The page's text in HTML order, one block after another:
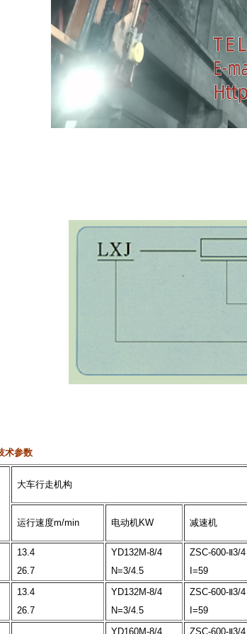
术参数
大车行走机构
运行速度m/min 电动机KW 减速机
13.4
26.7
YD132M-8/4
N=3/4.5
ZSC-600-Ⅱ3/4
I=59
13.4
26.7
YD132M-8/4
N=3/4.5
ZSC-600-Ⅱ3/4
I=59
YD160M-8/4 ZSC-600-Ⅱ3/4